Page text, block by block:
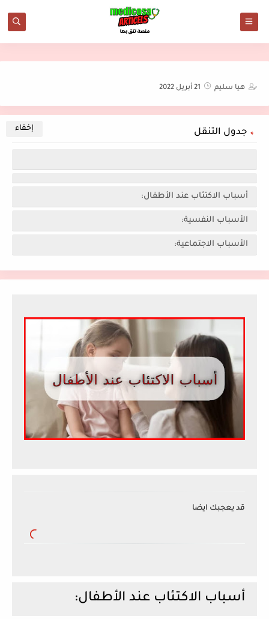
هيا سليم 21 أبريل 2022
جدول التنقل
أسباب الاكتئاب عند الأطفال:
الأسباب النفسية:
الأسباب الاجتماعية:
قد يعجبك ايضا
أسباب الاكتئاب عند الأطفال: